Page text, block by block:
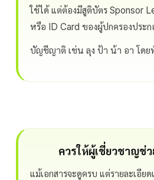
ใช้ได้ แต่ต้องมีสูติบัตร Sponsor
หรือ ID Card ของผู้ปกครองประ
บัญชีญาติ เช่น ลุง ป้า น้า อา โดย
ควรให้ผู้เชี่ยวชาญช่
แม้เอกสารจะดูครบ แต่รายละเอีย